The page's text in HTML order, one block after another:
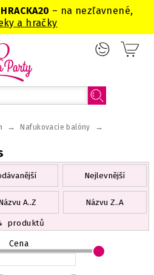
HRACKA20 – na nezľavnené,
a hračky
→ Nafukovacie balóny →
Nejlevnější
A..Z
Názvu Z..A
produktů
Cena